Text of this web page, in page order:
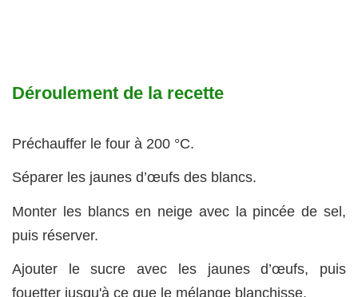
Déroulement de la recette
Préchauffer le four à 200 °C.
Séparer les jaunes d’œufs des blancs.
Monter les blancs en neige avec la pincée de sel,
puis réserver.
Ajouter le sucre avec les jaunes d’œufs, puis
fouetter jusqu'à ce que le mélange blanchisse.